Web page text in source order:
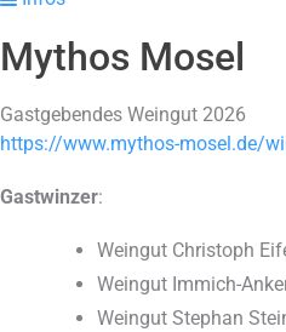
Mythos Mosel
Gastgebendes Weingut 2026
https://www.mythos-mosel.de/
Gastwinzer:
Weingut Christoph
Weingut Immich-
Weingut Stephan